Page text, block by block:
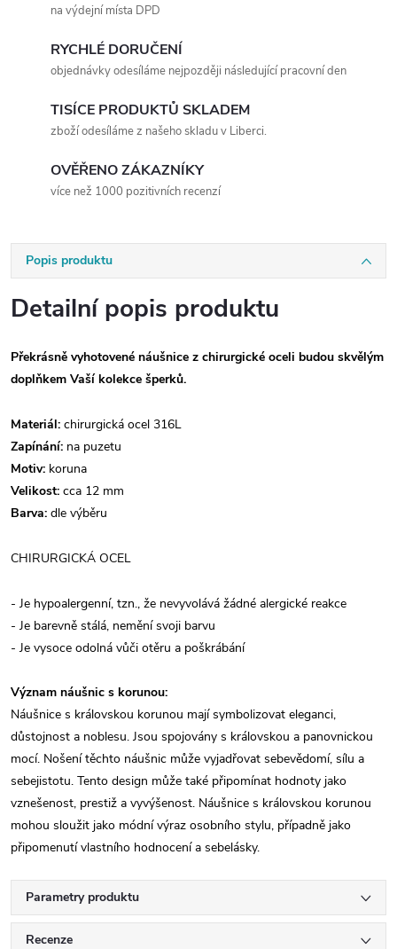
na výdejní místa DPD
RYCHLÉ DORUČENÍ
objednávky odesíláme nejpozději následující pracovní den
TISÍCE PRODUKTŮ SKLADEM
zboží odesíláme z našeho skladu v Liberci.
OVĚŘENO ZÁKAZNÍKY
více než 1000 pozitivních recenzí
Popis produktu
Detailní popis produktu
Překrásně vyhotovené náušnice z chirurgické oceli budou skvělým
doplňkem Vaší kolekce šperků.
Materiál: chirurgická ocel 316L
Zapínání: na puzetu
Motiv: koruna
Velikost: cca 12 mm
Barva: dle výběru
CHIRURGICKÁ OCEL
- Je hypoalergenní, tzn., že nevyvolává žádné alergické reakce
- Je barevně stálá, nemění svoji barvu
- Je vysoce odolná vůči otěru a poškrábání
Význam náušnic s korunou:
Náušnice s královskou korunou mají symbolizovat eleganci,
důstojnost a noblesu. Jsou spojovány s královskou a panovnickou
mocí. Nošení těchto náušnic může vyjadřovat sebevědomí, sílu a
sebejistotu. Tento design může také připomínat hodnoty jako
vznešenost, prestiž a vyvýšenost. Náušnice s královskou korunou
mohou sloužit jako módní výraz osobního stylu, případně jako
připomenutí vlastního hodnocení a sebelásky.
Parametry produktu
Recenze